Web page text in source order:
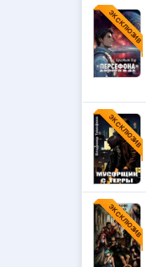
ЭКСКЛЮЗИВ
ЭКСКЛЮЗИВ
ЭКСКЛЮЗИВ